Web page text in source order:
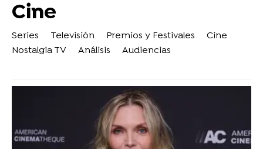
Cine
Series Televisión Premios y Festivales
Cine
Nostalgia TV
Análisis Audiencias